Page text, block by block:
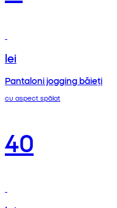
lei
Pantaloni jogging băieți
cu aspect spălat
40